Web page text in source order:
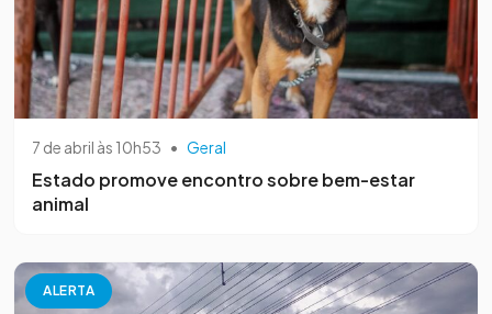
7 de abril às 10h53 • Geral
Estado promove encontro sobre bem-estar
animal
ALERTA